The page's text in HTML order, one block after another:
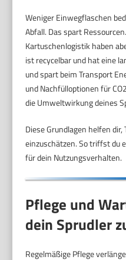
Weniger Einwegflaschen
Abfall. Das spart
Kartuschenlogistik haben
ist recycelbar und hat eine
und spart beim Transport
und Nachfülloptionen für
die Umweltwirkung deines
Diese Grundlagen helfen
einzuschätzen. So triffst du
für dein Nutzungsverhalten.
Pflege und
dein Sprudler
Regelmäßige Pflege